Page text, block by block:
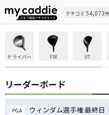
クチコミ 54,073件
ドライバー FW UT
リーダーボード
PGA ウィンダム選手権 最終日